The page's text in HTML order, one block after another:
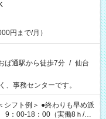
円まで/月）
ば通駅から徒歩7分 / 仙台
、事務センターです。
9：00-18：00（実働8ｈ/休